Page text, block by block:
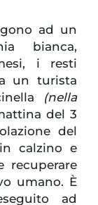
ad un
bianca,
i resti
un turista
(nella
del 3
del
calzino e
recuperare
umano. È
ad